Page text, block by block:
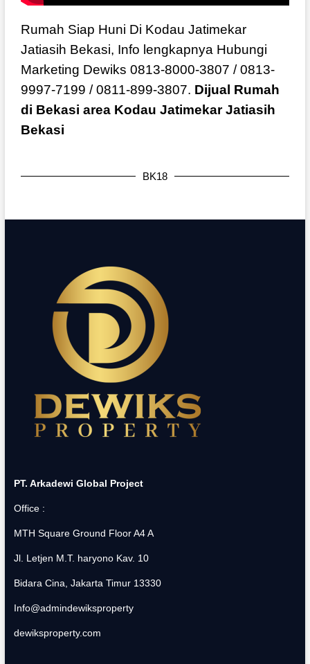
Rumah Siap Huni Di Kodau Jatimekar
Jatiasih Bekasi, Info lengkapnya Hubungi
Marketing Dewiks 0813-8000-3807 / 0813-
9997-7199 / 0811-899-3807. Dijual Rumah
di Bekasi area Kodau Jatimekar Jatiasih
Bekasi
BK18
PT. Arkadewi Global Project
Office :
MTH Square Ground Floor A4 A
Jl. Letjen M.T. haryono Kav. 10
Bidara Cina, Jakarta Timur 13330
Info@admindewiksproperty
dewiksproperty.com